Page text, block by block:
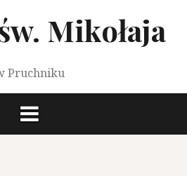
Mikołaja
Pruchniku